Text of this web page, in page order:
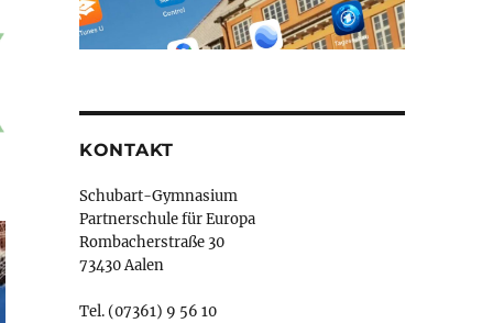
KONTAKT
Schubart-Gymnasium
Partnerschule für Europa
Rombacherstraße 30
73430 Aalen
Tel. (07361) 9 56 10